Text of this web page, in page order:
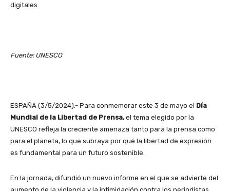
digitales.
Fuente: UNESCO
ESPAÑA (3/5/2024).- Para conmemorar este 3 de mayo el Día
Mundial de la Libertad de Prensa,el tema elegido por la
UNESCO refleja la creciente amenaza tanto para la prensa como
para el planeta, lo que subraya por qué la libertad de expresión
es fundamental para un futuro sostenible.
En la jornada, difundió un nuevo informe en el que se advierte del